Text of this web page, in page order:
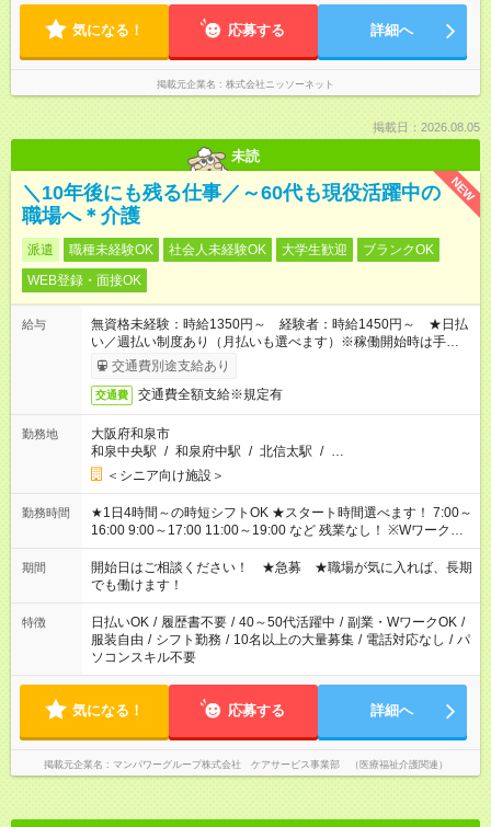
気になる！ 応募する 詳細へ
掲載元企業名 株式会社ニッソーネット
掲載日：2026.08.05
未読
NEW
＼10年後にも残る仕事／～60代も現役活躍中の
職場へ＊介護
派遣 職種未経験OK 社会人未経験OK 大学生歓迎
ブランクOK
WEB登録・面接OK
給与
無資格未経験：時給1350円～ 経験者：時給1450円～ ★日払
い／週払い制度あり（月払いも選べます）※稼働開始時は手続き
完了次第のお支払いとなります。
交通費別途支給あり
交通費 交通費全額支給※規定有
勤務地
大阪府和泉市
和泉中央駅 / 和泉府中駅 / 北信太駅 / …
＜シニア向け施設＞
勤務時間
★1日4時間～の時短シフトOK ★スタート時間選べます！ 7:00～
16:00 9:00～17:00 11:00～19:00 など 残業なし！ ※Wワークの
場合、他のお仕事と合わせ週40時間超の就業はご案内できませ
ん ※法令に基づき、週20時間以上勤務は社会保険への加入対象
となります ※労働者派遣法（日雇い派遣の原則禁止）により、
短時間・短期間の就業はご案内が難しい場合があります
期間
開始日はご相談ください！ ★急募 ★職場が気に入れば、長期
でも働けます！
特徴 日払いOK / 履歴書不要 / 40～50代活躍中 / 副業・WワークOK /
服装自由 / シフト勤務 / 10名以上の大量募集 / 電話対応なし / パ
ソコンスキル不要
気になる！ 応募する 詳細へ
掲載元企業名 マンパワーグループ株式会社 ケアサービス事業部 （医療福祉介護関連）